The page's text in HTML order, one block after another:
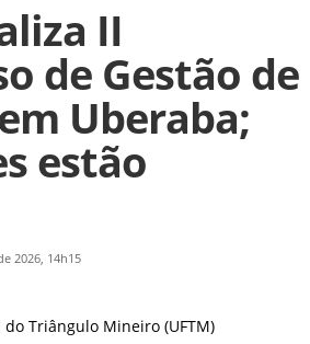
II
de Gestão de
Uberaba;
estão
2026, 14h15
Triângulo Mineiro (UFTM)